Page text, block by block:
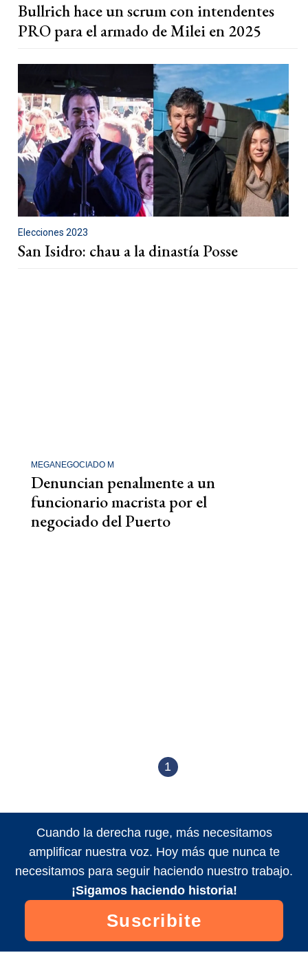
Bullrich hace un scrum con intendentes
PRO para el armado de Milei en 2025
Elecciones 2023
San Isidro: chau a la dinastía Posse
MEGANEGOCIADO M
Denuncian penalmente a un
funcionario macrista por el
negociado del Puerto
1
Cuando la derecha ruge, más necesitamos
amplificar nuestra voz. Hoy más que nunca te
necesitamos para seguir haciendo nuestro trabajo.
¡Sigamos haciendo historia!
Suscribite